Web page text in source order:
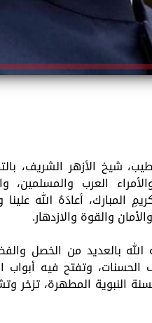
شيخ الأزهر الشريف،
العرب والمسلمين،
المبارك، أعادَهُ الله
والقوة والازدهار.
بالعديد من الخصل
وتفتح فيه أبواب
النبوية المطهرة،